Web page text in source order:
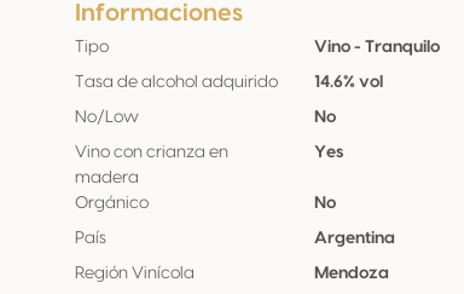
Informaciones
Tipo Vino - Tranquilo
Tasa de alcohol adquirido 14.6% vol
No/Low No
Vino con crianza en
madera
Yes
Orgánico No
País Argentina
Región Vinícola Mendoza